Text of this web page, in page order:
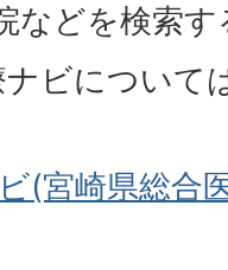
などを検索
ビについて
(宮崎県総合